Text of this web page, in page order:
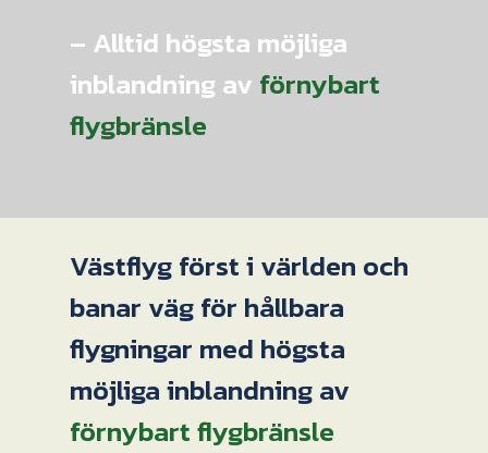
– Alltid högsta möjliga
inblandning av förnybart
flygbränsle
Västflyg först i världen och
banar väg för hållbara
flygningar med högsta
möjliga inblandning av
förnybart flygbränsle